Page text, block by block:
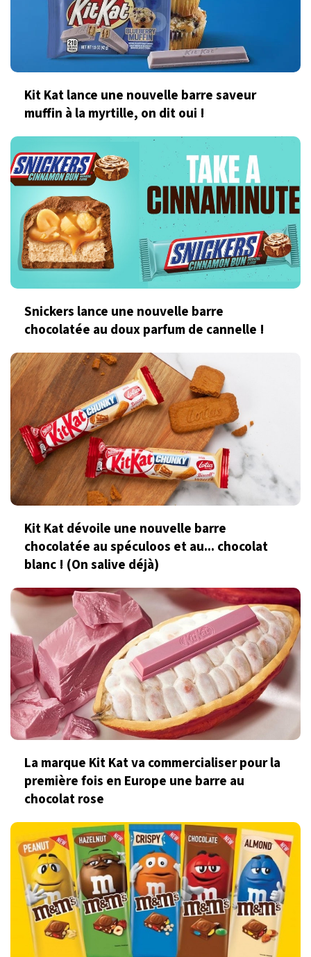
Kit Kat lance une nouvelle barre saveur
muffin à la myrtille, on dit oui !
Snickers lance une nouvelle barre
chocolatée au doux parfum de cannelle !
Kit Kat dévoile une nouvelle barre
chocolatée au spéculoos et au... chocolat
blanc ! (On salive déjà)
La marque Kit Kat va commercialiser pour la
première fois en Europe une barre au
chocolat rose